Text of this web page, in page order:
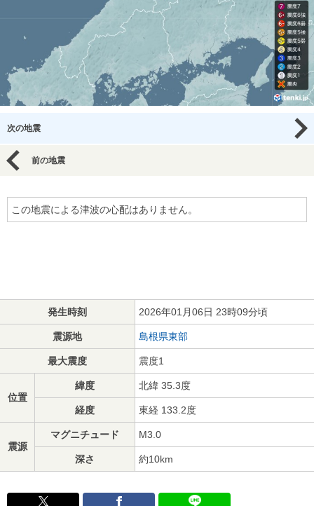
次の地震
前の地震
この地震による津波の心配はありません。
発生時刻 2026年01月06日 23時09分頃
震源地 島根県東部
最大震度 震度1
位置
緯度 北緯 35.3度
経度 東経 133.2度
震源
マグニチュード M3.0
深さ 約10km